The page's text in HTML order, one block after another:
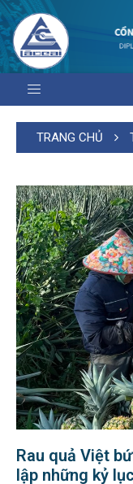
TRANG CHỦ
Rau quả Việt
lập những kỷ